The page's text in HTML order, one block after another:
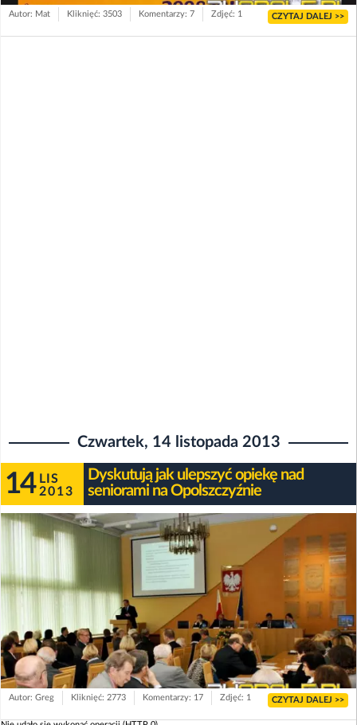
Autor: Mat Kliknięć: 3503 Komentarzy: 7 Zdjęć: 1 CZYTAJ DALEJ >>
Czwartek, 14 listopada 2013
14 LIS
2013
Dyskutują jak ulepszyć opiekę nad
seniorami na Opolszczyźnie
Autor: Greg Kliknięć: 2773 Komentarzy: 17 Zdjęć: 1 CZYTAJ DALEJ >>